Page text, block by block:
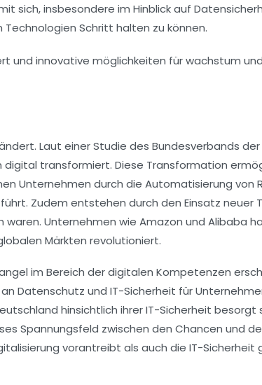
sich, insbesondere im Hinblick auf
Schritt halten zu können.
Laut einer Studie des Bundesverbands
transformiert. Diese Transformation
Unternehmen durch die Automatisierung von
führt. Zudem entstehen durch den Einsatz neuer
Unternehmen wie Amazon und Alibaba
Märkten revolutioniert.
im Bereich der digitalen Kompetenzen
Datenschutz und IT-Sicherheit für
hinsichtlich ihrerIT-Sicherheit besorgt
Spannungsfeld zwischen den Chancen und
vorantreibt als auch die IT-Sicherheit